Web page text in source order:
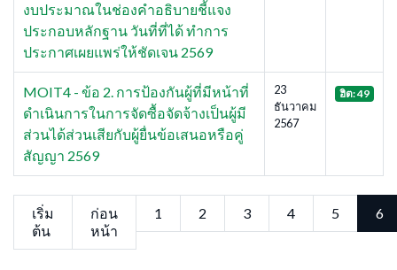
งบประมาณในช่องคำอธิบายชี้แจง
ประกอบหลักฐาน วันที่ที่ได้ ทำการ
ประกาศเผยแพร่ให้ชัดเจน 2569
MOIT4 - ข้อ 2. การป้องกันผู้ที่มีหน้าที่
ดำเนินการในการจัดซื้อจัดจ้างเป็นผู้มี
ส่วนได้ส่วนเสียกับผู้ยื่นข้อเสนอหรือคู่
สัญญา 2569
23
ธันวาคม
2567
ฮิต: 49
เริ่ม
ต้น
ก่อน
หน้า
1 2 3 4 5 6